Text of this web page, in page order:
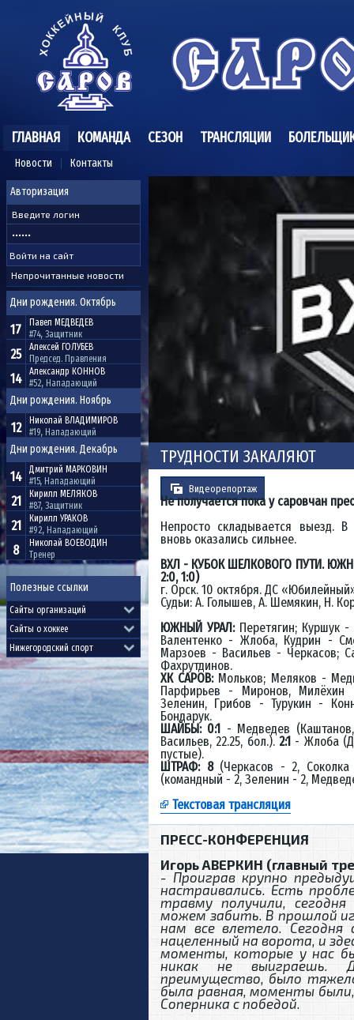
ГЛАВНАЯ
Новости Контакты
КОМАНДА СЕЗОН ТРАНСЛЯЦИИ
Авторизация
Непрочитанные новости
Дни рождения. Октябрь
17 Павел МЕДВЕДЕВ
#74, Защитник
25 Алексей ГОЛУБЕВ
Председ. Правления
14 Александр КОННОВ
#52, Нападающий
Дни рождения. Ноябрь
12 Николай ВЛАДИМИРОВ
#19, Нападающий
Дни рождения. Декабрь
14 Дмитрий МАРКОВИН
#15, Нападающий
21 Кирилл МЕЛЯКОВ
#87, Защитник
21 Кирилл УРАКОВ
#92, Нападающий
8 Николай ВОЕВОДИН
Тренер
Полезные ссылки
ТРУДНОСТИ ЗАКАЛЯЮТ
Видеорепортаж
Не получается пока у саровчан
Непросто складывается выезд.
вновь оказались сильнее.
ВХЛ - КУБОК ШЕЛКОВОГО ПУТИ.
2:0, 1:0)
г. Орск. 10 октября. ДС
Судьи: А. Голышев, А. Шемякин, Н.
ЮЖНЫЙ УРАЛ: Перетягин; Куршук
Валентенко - Жлоба, Кудрин -
Марзоев - Васильев - Черкасов;
Фахрутдинов.
ХК САРОВ:Мольков; Меляков -
Парфирьев - Миронов,
Зеленин, Грибов - Турукин -
Бондарук.
ШАЙБЫ: 0:1 - Медведев
Васильев, 22.25, бол.). 2:1 - Жлоба
пустые).
ШТРАФ: 8(Черкасов - 2,
(командный - 2, Зеленин - 2,
Текстовая трансляция
ПРЕСС-КОНФЕРЕНЦИЯ
Игорь АВЕРКИН (главный
- Проиграв крупно
настраивались. Есть
травму получили,
можем забить. В прошлой
нам все влетело. Сегодня
нацеленный на ворота, и
моменты, которые у нас
никак не выиграешь.
преимущество, было
была равная, моменты были,
Соперника с победой.